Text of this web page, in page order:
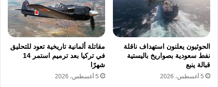
الحوثيون يعلنون استهداف ناقلة
نفط سعودية بصواريخ باليستية
قبالة ينبع
5 أغسطس، 2026
مقاتلة ألمانية تاريخية تعود للتحليق
في تركيا بعد ترميم استمر 14
شهرًا
5 أغسطس، 2026